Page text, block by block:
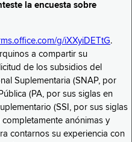
la encuesta sobre
g/iXXyiDETtG.
a compartir su
de los subsidios del
Suplementaria (SNAP, por
(PA, por sus siglas en
(SSI, por sus siglas
anónimas y
contarnos su experiencia con